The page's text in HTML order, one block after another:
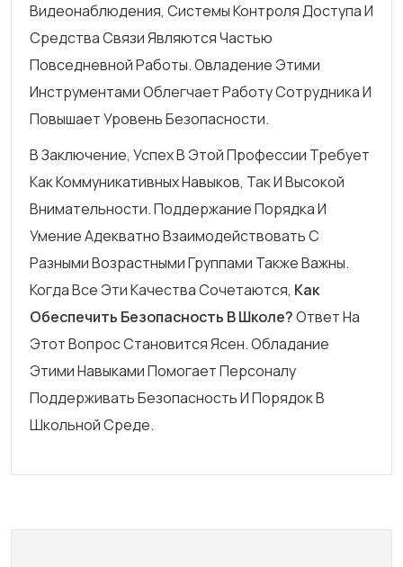
Видеонаблюдения, Системы Контроля Доступа И
Средства Связи Являются Частью
Повседневной Работы. Овладение Этими
Инструментами Облегчает Работу Сотрудника И
Повышает Уровень Безопасности.
В Заключение, Успех В Этой Профессии Требует
Как Коммуникативных Навыков, Так И Высокой
Внимательности. Поддержание Порядка И
Умение Адекватно Взаимодействовать С
Разными Возрастными Группами Также Важны.
Когда Все Эти Качества Сочетаются, Как
Обеспечить Безопасность В Школе?Ответ На
Этот Вопрос Становится Ясен. Обладание
Этими Навыками Помогает Персоналу
Поддерживать Безопасность И Порядок В
Школьной Среде.